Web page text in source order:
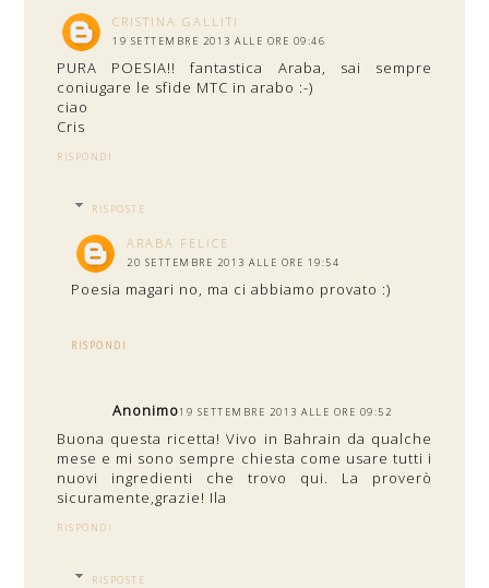
CRISTINA GALLITI
19 SETTEMBRE 2013 ALLE ORE 09:46
PURA POESIA!! fantastica Araba, sai sempre
coniugare le sfide MTC in arabo :-)
ciao
Cris
RISPONDI
RISPOSTE
ARABA FELICE
20 SETTEMBRE 2013 ALLE ORE 19:54
Poesia magari no, ma ci abbiamo provato :)
RISPONDI
Anonimo19 SETTEMBRE 2013 ALLE ORE 09:52
Buona questa ricetta! Vivo in Bahrain da qualche
mese e mi sono sempre chiesta come usare tutti i
nuovi ingredienti che trovo qui. La proverò
sicuramente,grazie! Ila
RISPONDI
RISPOSTE